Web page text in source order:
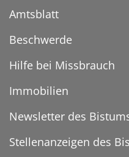
Amtsblatt
Beschwerde
Hilfe bei Missbrauch
Immobilien
Newsletter des
Stellenanzeigen des